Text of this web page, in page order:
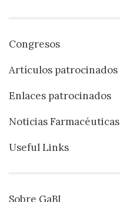
Congresos
Artículos patrocinados
Enlaces patrocinados
Noticias Farmacéuticas
Useful Links
Sobre GaBI